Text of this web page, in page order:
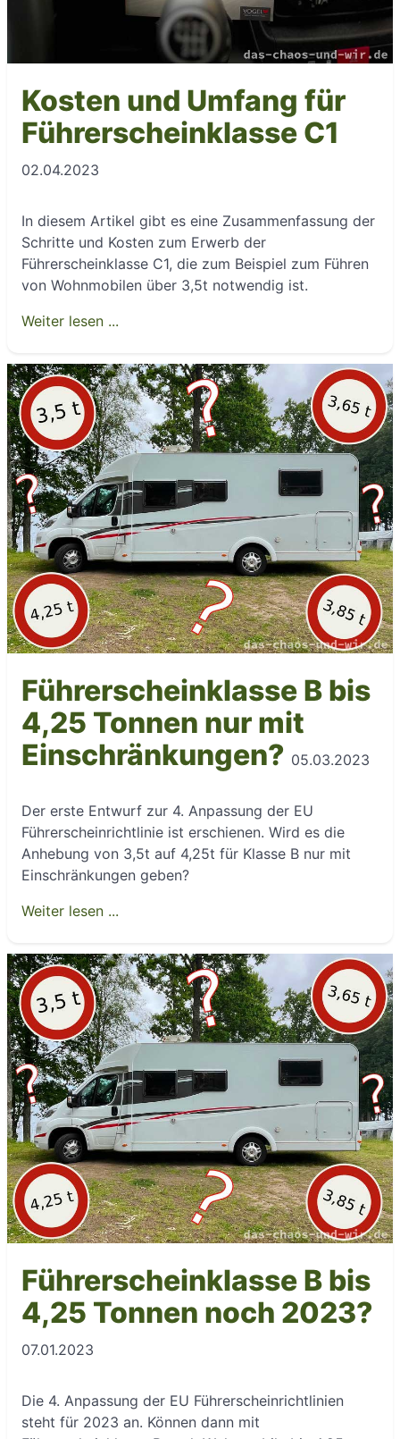
Kosten und Umfang für
Führerscheinklasse C1
02.04.2023
In diesem Artikel gibt es eine Zusammenfassung der
Schritte und Kosten zum Erwerb der
Führerscheinklasse C1, die zum Beispiel zum Führen
von Wohnmobilen über 3,5t notwendig ist.
Weiter lesen ...
Führerscheinklasse B bis
4,25 Tonnen nur mit
Einschränkungen? 05.03.2023
Der erste Entwurf zur 4. Anpassung der EU
Führerscheinrichtlinie ist erschienen. Wird es die
Anhebung von 3,5t auf 4,25t für Klasse B nur mit
Einschränkungen geben?
Weiter lesen ...
Führerscheinklasse B bis
4,25 Tonnen noch 2023?
07.01.2023
Die 4. Anpassung der EU Führerscheinrichtlinien
steht für 2023 an. Können dann mit